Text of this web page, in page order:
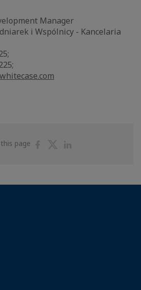
Manager
i Wspólnicy - Kancelaria
page
ShareShare